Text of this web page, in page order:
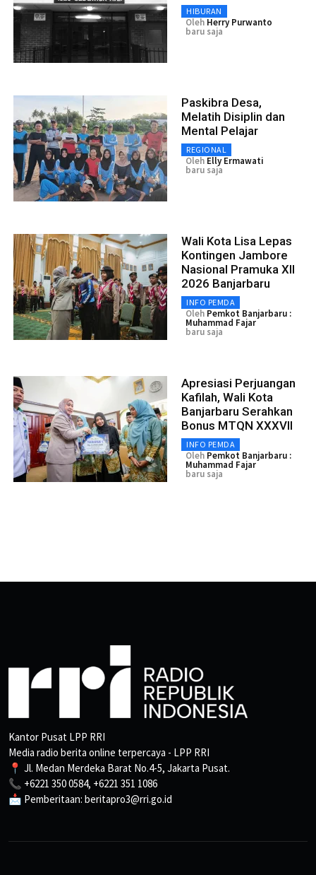
HIBURAN
Oleh Herry Purwanto
baru saja
Paskibra Desa,
Melatih Disiplin dan
Mental Pelajar
REGIONAL
Oleh Elly Ermawati
baru saja
Wali Kota Lisa Lepas
Kontingen Jambore
Nasional Pramuka XII
2026 Banjarbaru
INFO PEMDA
Oleh Pemkot Banjarbaru :
Muhammad Fajar
baru saja
Apresiasi Perjuangan
Kafilah, Wali Kota
Banjarbaru Serahkan
Bonus MTQN XXXVII
INFO PEMDA
Oleh Pemkot Banjarbaru :
Muhammad Fajar
baru saja
Kantor Pusat LPP RRI
Media radio berita online terpercaya - LPP RRI
📍 Jl. Medan Merdeka Barat No.4-5, Jakarta Pusat.
📞 +6221 350 0584, +6221 351 1086
📩 Pemberitaan: beritapro3@rri.go.id